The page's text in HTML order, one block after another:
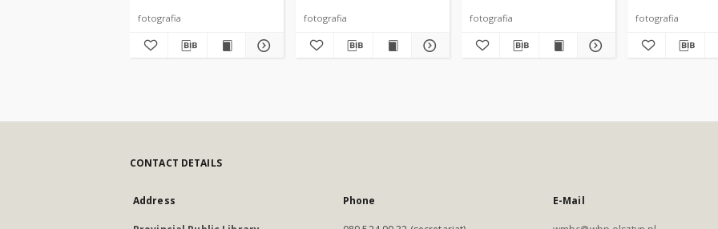
fotografia fotografia fotografia fotografia
CONTACT DETAILS
Address Phone E-Mail